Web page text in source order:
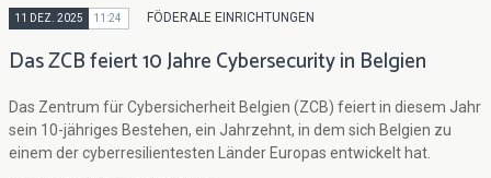
11 DEZ. 2025 11:24 FÖDERALE EINRICHTUNGEN
Das ZCB feiert 10 Jahre Cybersecurity in Belgien
Das Zentrum für Cybersicherheit Belgien (ZCB) feiert in diesem Jahr
sein 10-jähriges Bestehen, ein Jahrzehnt, in dem sich Belgien zu
einem der cyberresilientesten Länder Europas entwickelt hat.